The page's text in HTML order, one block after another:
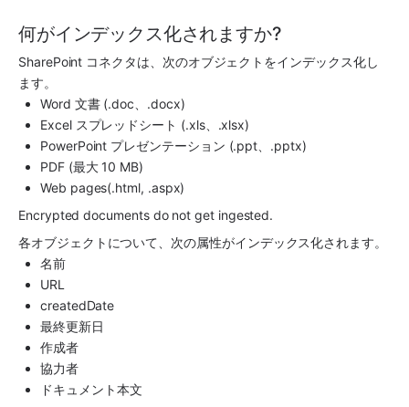
何がインデックス化されますか?
SharePoint コネクタは、次のオブジェクトをインデックス化し
ます。
Word 文書 (.doc、.docx)
Excel スプレッドシート (.xls、.xlsx)
PowerPoint プレゼンテーション (.ppt、.pptx)
PDF (最大 10 MB)
Web pages(.html, .aspx)
Encrypted documents do not get ingested.
各オブジェクトについて、次の属性がインデックス化されます。
名前
URL
createdDate
最終更新日
作成者
協力者
ドキュメント本文